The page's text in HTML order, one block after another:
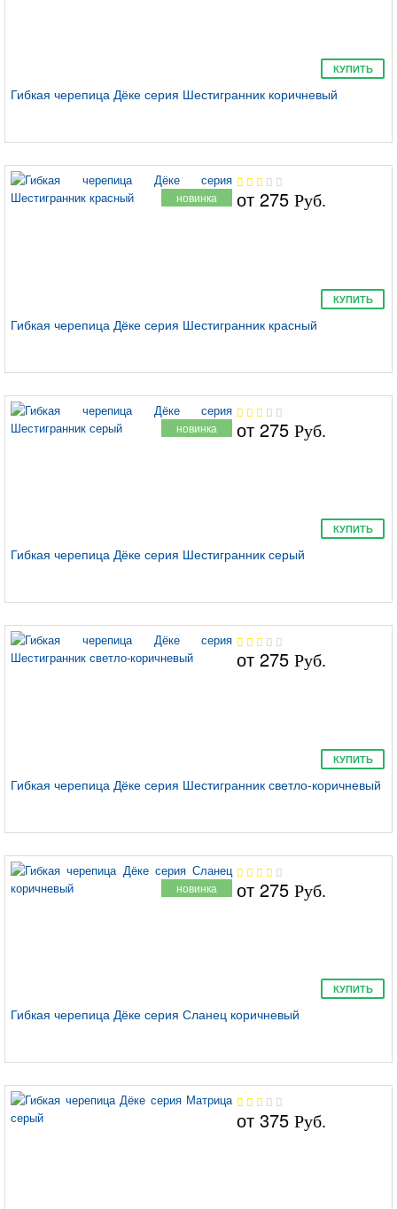
Премиум
Драгон
КУПИТЬ
Гибкая черепица Дёке серия Шестигранник коричневый
новинка от275 Руб.
КУПИТЬ
Гибкая черепица Дёке серия Шестигранник красный
новинка от275 Руб.
КУПИТЬ
Гибкая черепица Дёке серия Шестигранник серый
от275 Руб.
КУПИТЬ
Гибкая черепица Дёке серия Шестигранник светло-коричневый
новинка от275 Руб.
КУПИТЬ
Гибкая черепица Дёке серия Сланец коричневый
от375 Руб.